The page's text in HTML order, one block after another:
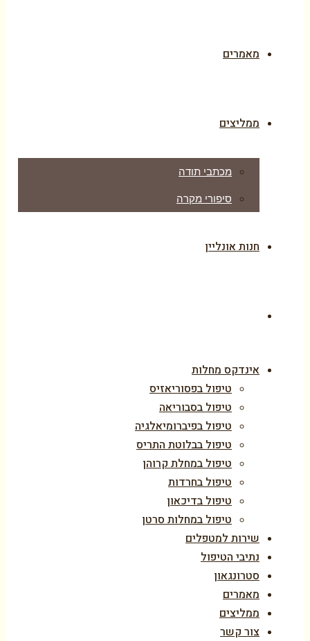
מאמרים
ממליצים
מכתבי תודה
סיפורי מקרה
חנות אונליין
אינדקס מחלות
טיפול בפסוריאזיס
טיפול בסבוריאה
טיפול בפיברומיאלגיה
טיפול בבלוטת התריס
טיפול במחלת קרוהן
טיפול בחרדות
טיפול בדיכאון
טיפול במחלות סרטן
שירות למטפלים
נתיבי הטיפול
סטרונגאון
מאמרים
ממליצים
צור קשר